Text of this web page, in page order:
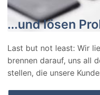
...und lösen
Last but not least: Wir
brennen darauf, uns all
stellen, die unsere